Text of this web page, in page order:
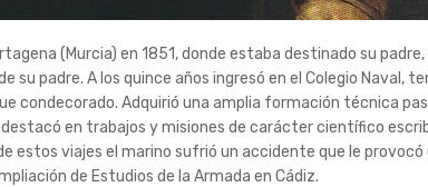
(Murcia) en 1851, donde estaba destinado su
su padre. A los quince años ingresó en el Colegio
condecorado. Adquirió una amplia formación técnica
destacó en trabajos y misiones de carácter científico
estos viajes el marino sufrió un accidente que le
de Estudios de la Armada en Cádiz.